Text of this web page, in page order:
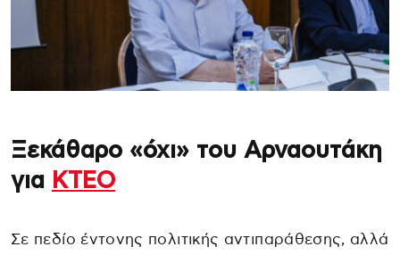
Ξεκάθαρο «όχι» του Αρναουτάκη
για ΚΤΕΟ
Σε πεδίο έντονης πολιτικής αντιπαράθεσης, αλλά